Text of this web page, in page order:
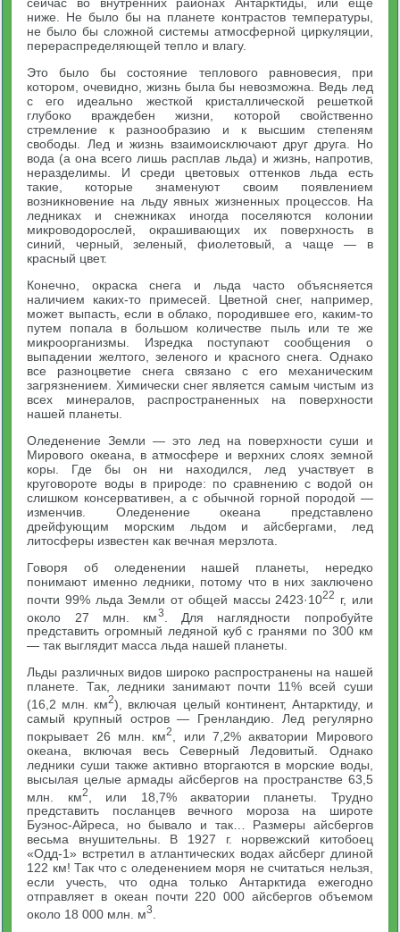
ниже. Не было бы на планете контрастов температуры,
не было бы сложной системы атмосферной циркуляции,
перераспределяющей тепло и влагу.
Это было бы состояние теплового равновесия, при
котором, очевидно, жизнь была бы невозможна. Ведь лед
с его идеально жесткой кристаллической решеткой
глубоко враждебен жизни, которой свойственно
стремление к разнообразию и к высшим степеням
свободы. Лед и жизнь взаимоисключают друг друга. Но
вода (а она всего лишь расплав льда) и жизнь, напротив,
неразделимы. И среди цветовых оттенков льда есть
такие, которые знаменуют своим появлением
возникновение на льду явных жизненных процессов. На
ледниках и снежниках иногда поселяются колонии
микроводорослей, окрашивающих их поверхность в
синий, черный, зеленый, фиолетовый, а чаще — в
красный цвет.
Конечно, окраска снега и льда часто объясняется
наличием каких-то примесей. Цветной снег, например,
может выпасть, если в облако, породившее его, каким-то
путем попала в большом количестве пыль или те же
микроорганизмы. Изредка поступают сообщения о
выпадении желтого, зеленого и красного снега. Однако
все разноцветие снега связано с его механическим
загрязнением. Химически снег является самым чистым из
всех минералов, распространенных на поверхности
нашей планеты.
Оледенение Земли — это лед на поверхности суши и
Мирового океана, в атмосфере и верхних слоях земной
коры. Где бы он ни находился, лед участвует в
круговороте воды в природе: по сравнению с водой он
слишком консервативен, а с обычной горной породой —
изменчив. Оледенение океана представлено
дрейфующим морским льдом и айсбергами, лед
литосферы известен как вечная мерзлота.
Говоря об оледенении нашей планеты, нередко
понимают именно ледники, потому что в них заключено
почти 99% льда Земли от общей массы 2423·1022
г, или
около 27 млн. км3
. Для наглядности попробуйте
представить огромный ледяной куб с гранями по 300 км
— так выглядит масса льда нашей планеты.
Льды различных видов широко распространены на нашей
планете. Так, ледники занимают почти 11% всей суши
(16,2 млн. км2), включая целый континент, Антарктиду, и
самый крупный остров — Гренландию. Лед регулярно
покрывает 26 млн. км2
, или 7,2% акватории Мирового
океана, включая весь Северный Ледовитый. Однако
ледники суши также активно вторгаются в морские воды,
высылая целые армады айсбергов на пространстве 63,5
млн. км2
, или 18,7% акватории планеты. Трудно
представить посланцев вечного мороза на широте
Буэнос-Айреса, но бывало и так… Размеры айсбергов
весьма внушительны. В 1927 г. норвежский китобоец
«Одд-1» встретил в атлантических водах айсберг длиной
122 км! Так что с оледенением моря не считаться нельзя,
если учесть, что одна только Антарктида ежегодно
отправляет в океан почти 220 000 айсбергов объемом
около 18 000 млн. м3